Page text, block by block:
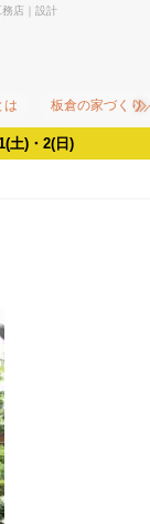
店｜設計
は 板倉の家づくり
土)・2(日)